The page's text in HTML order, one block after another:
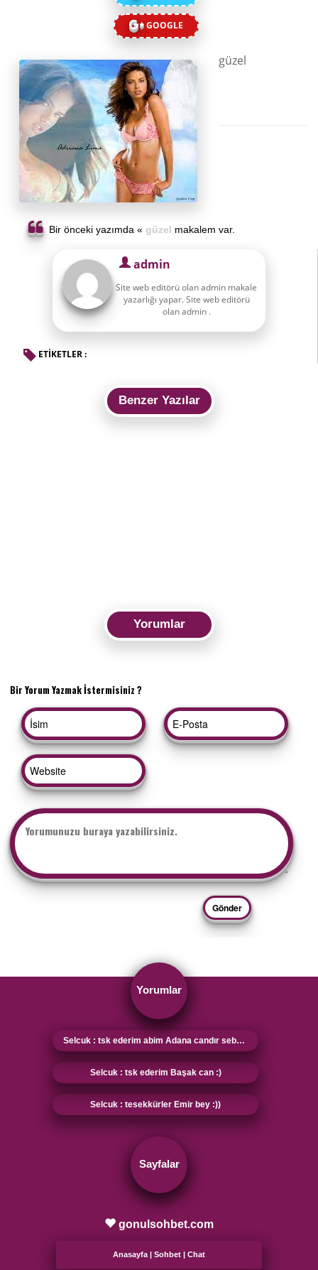
GOOGLE
güzel
Bir önceki yazımda « güzel makalem var.
admin
Site web editörü olan admin makale
yazarlığı yapar. Site web editörü
olan admin .
ETİKETLER :
Benzer Yazılar
Yorumlar
Bir Yorum Yazmak İstermisiniz ?
Yorumlar
Selcuk : tsk ederim abim Adana candır sebebi sensin :)
Selcuk : tsk ederim Başak can :)
Selcuk : tesekkürler Emir bey :))
Sayfalar
gonulsohbet.com
Anasayfa | Sohbet | Chat